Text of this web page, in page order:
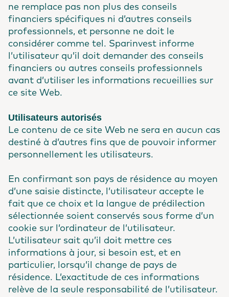
ne remplace pas non plus des conseils
financiers spécifiques ni d’autres conseils
professionnels, et personne ne doit le
considérer comme tel. Sparinvest informe
l’utilisateur qu’il doit demander des conseils
financiers ou autres conseils professionnels
avant d’utiliser les informations recueillies sur
ce site Web.
Utilisateurs autorisés
Le contenu de ce site Web ne sera en aucun cas
destiné à d’autres fins que de pouvoir informer
personnellement les utilisateurs.
En confirmant son pays de résidence au moyen
d’une saisie distincte, l’utilisateur accepte le
fait que ce choix et la langue de prédilection
sélectionnée soient conservés sous forme d’un
cookie sur l’ordinateur de l’utilisateur.
L’utilisateur sait qu’il doit mettre ces
informations à jour, si besoin est, et en
particulier, lorsqu’il change de pays de
résidence. L’exactitude de ces informations
relève de la seule responsabilité de l’utilisateur.